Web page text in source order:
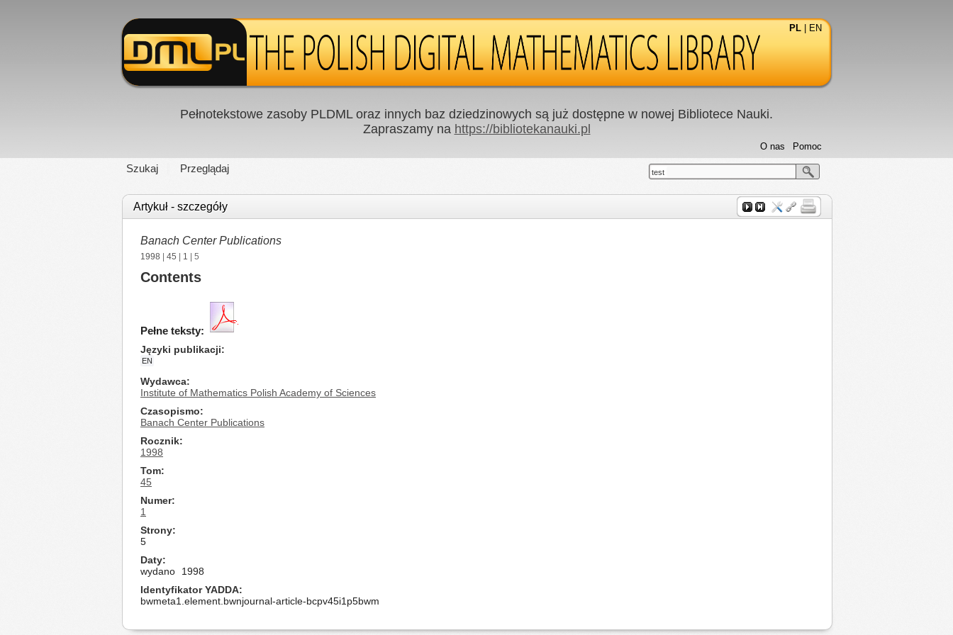
PL EN
Pełnotekstowe zasoby PLDML oraz innych baz dziedzinowych są już dostępne w nowej Bibliotece Nauki.
Zapraszamy na https://bibliotekanauki.pl
Szukaj Przeglądaj
Pomoc
O nas
test
Artykuł - szczegóły
Banach Center Publications
1998 45 1 | 5
Contents
Pełne teksty:
Języki publikacji
EN
Wydawca
Institute of Mathematics Polish Academy of Sciences
Czasopismo
Banach Center Publications
Rocznik
1998
Tom
45
Numer
1
Strony
5
Daty
wydano
1998
Identyfikator YADDA
bwmeta1.element.bwnjournal-article-bcpv45i1p5bwm